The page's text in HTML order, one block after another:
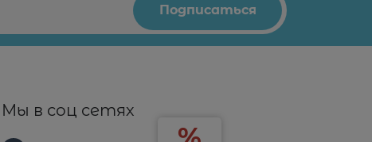
Мы в соц сетях